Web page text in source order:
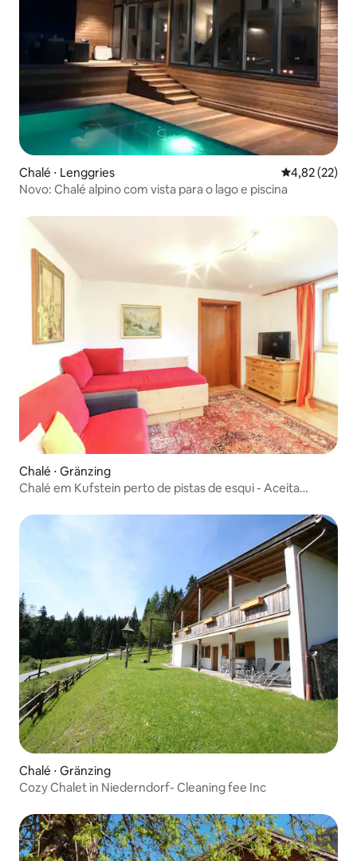
Chalé ⋅ Lenggries 4,82 de uma
4,82 (22)
Novo: Chalé alpino com vista para o lago e piscina
Chalé ⋅ Gränzing
Chalé em Kufstein perto de pistas de esqui - Aceita
Chalé ⋅ Gränzing
Cozy Chalet in Niederndorf- Cleaning fee Inc